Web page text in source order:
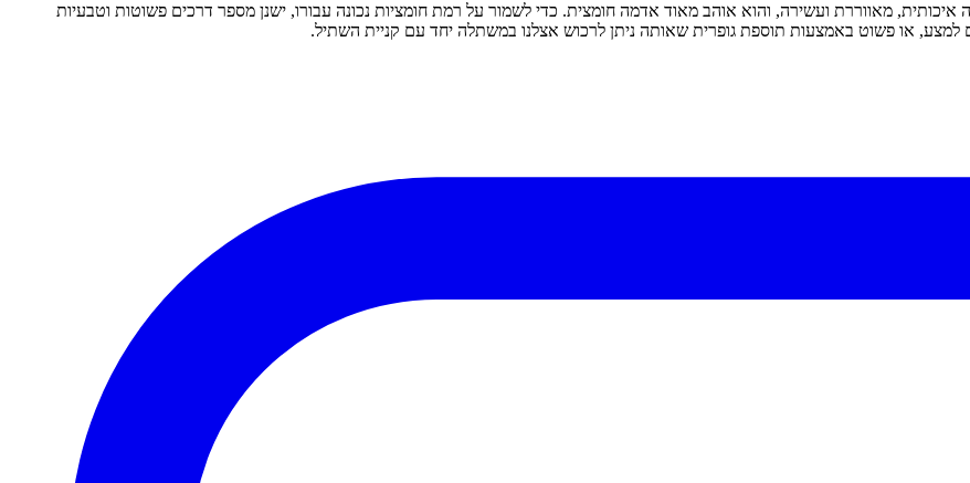
מאווררת ועשירה, והוא אוהב מאוד אדמה חומצית. כדי לשמור על רמת חומציות נכונה עבורו, ישנן מספר דרכים פשוטות וטבעיות
או פשוט באמצעות תוספת גופרית שאותה ניתן לרכוש אצלנו במשתלה יחד עם קניית השתיל.